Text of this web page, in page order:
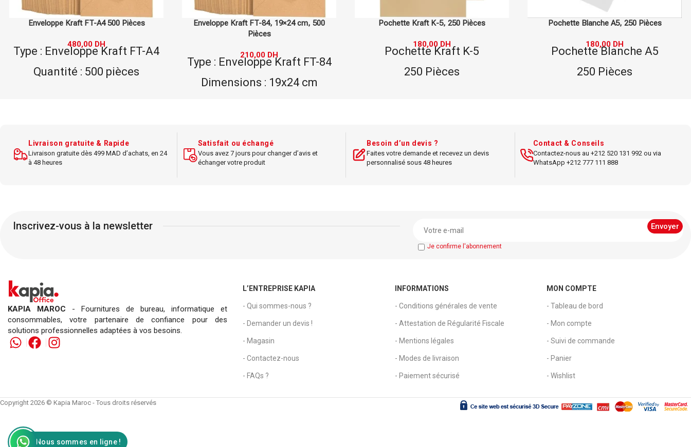
Enveloppe Kraft FT-84, 19×24 cm, 500
210,00DH
Type : Enveloppe Kraft FT-84
Dimensions : 19x24 cm
Couleur : brun
Utilisation : envoi de
Pochette Kraft K-5, 250 Pièces
Pochette Kraft K-5
250 Pièces
Résistant et durable.
Pochette Blanche A5, 250 Pièces
180,00DH
Pochette Blanche A5
250 Pièces
documents ou envoi.
Pochette Kraft A4, 22.9×32.4 cm, 500
300,00DH
cm
Papier Kraft de qualité
Utilisation : envoi postal ou
Livraison gratuite & Rapide
Livraison gratuite dès 499 MAD d’achats, en 24
à 48 heures
Satisfait ou échangé
Vous avez 7 jours pour changer d’avis et
échanger votre produit
Besoin d’un devis ?
Faites votre demande et recevez un devis
personnalisé sous 48 heures
Contact & Conseils
Contactez-nous au +212 520 131 992 ou via
WhatsApp +212 777 111 888
Inscrivez-vous à la newsletter
Je confirme l'abonnement
KAPIA MAROC - Fournitures de bureau, informatique et
consommables, votre partenaire de confiance pour des
solutions professionnelles adaptées à vos besoins.
L’ENTREPRISE KAPIA
- Qui sommes-nous ?
- Demander un devis !
- Magasin
- Contactez-nous
- FAQs ?
INFORMATIONS
- Conditions générales de vente
- Attestation de Régularité Fiscale
- Mentions légales
- Modes de livraison
- Paiement sécurisé
MON COMPTE
- Tableau de bord
- Mon compte
- Suivi de commande
- Panier
- Wishlist
Copyright 2026 © Kapia Maroc - Tous droits réservés
Nous sommes en ligne !